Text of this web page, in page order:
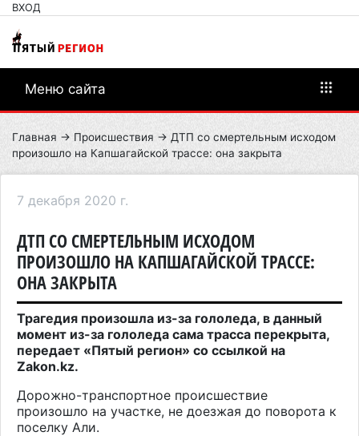
ВХОД
Меню сайта
Главная → Происшествия → ДТП со смертельным исходом
произошло на Капшагайской трассе: она закрыта
7 декабря 2020 г.
ДТП СО СМЕРТЕЛЬНЫМ ИСХОДОМ
ПРОИЗОШЛО НА КАПШАГАЙСКОЙ ТРАССЕ:
ОНА ЗАКРЫТА
Трагедия произошла из-за гололеда, в данный
момент из-за гололеда сама трасса перекрыта,
передает «Пятый регион» со ссылкой на
Zakon.kz.
Дорожно-транспортное происшествие
произошло на участке, не доезжая до поворота к
поселку Али.